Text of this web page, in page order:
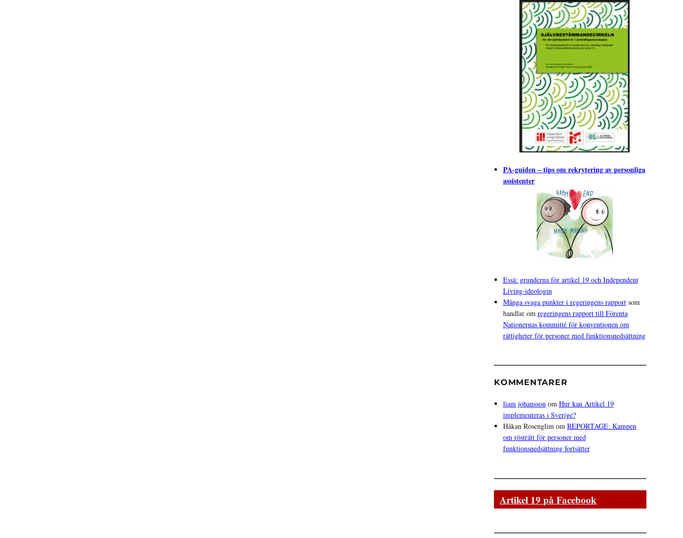
PA-guiden – tips om rekrytering av personliga
assistenter
Essä: grunderna för artikel 19 och Independent
Living-ideologin
Många svaga punkter i regeringens rapportsom
handlar om regeringens rapport till Förenta
Nationernas kommitté för konventionen om
rättigheter för personer med funktionsnedsättning
KOMMENTARER
liam johanssonom Hur kan Artikel 19
implementeras i Sverige?
Håkan Rosenglimom REPORTAGE: Kampen
om rösträtt för personer med
funktionsnedsättning fortsätter
Artikel 19 på Facebook